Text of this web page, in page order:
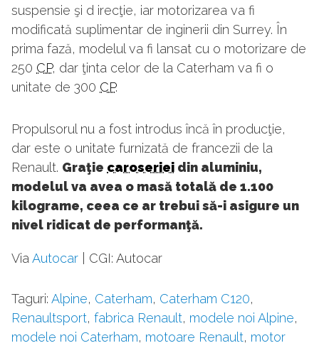
suspensie şi d irecţie, iar motorizarea va fi
modificată suplimentar de inginerii din Surrey. În
prima fază, modelul va fi lansat cu o motorizare de
250 CP, dar ţinta celor de la Caterham va fi o
unitate de 300 CP.
Propulsorul nu a fost introdus încă în producţie,
dar este o unitate furnizată de francezii de la
Renault. Graţie caroseriei din aluminiu,
modelul va avea o masă totală de 1.100
kilograme, ceea ce ar trebui să-i asigure un
nivel ridicat de performanţă.
ViaAutocar | CGI: Autocar
Taguri: Alpine, Caterham, Caterham C120,
Renaultsport, fabrica Renault, modele noi Alpine,
modele noi Caterham, motoare Renault, motor